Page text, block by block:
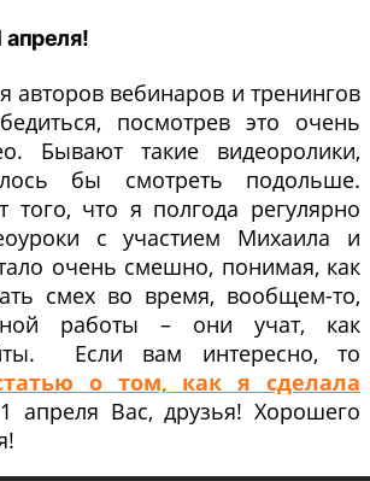
апреля!
авторов вебинаров и тренингов
посмотрев это очень
Бывают такие видеоролики,
бы смотреть подольше.
что я полгода регулярно
с участием Михаила и
очень смешно, понимая, как
смех во время, вообщем-то,
работы – они учат, как
Если вам интересно, то
о том, как я сделала
апреля Вас, друзья! Хорошего